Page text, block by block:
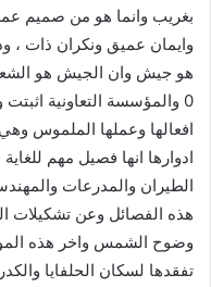
بغريب وانما هو من صميم
وايمان عميق ونكران ذات
هو جيش وان الجيش هو
0 والمؤسسة التعاونية
افعالها وعملها الملموس
ادوارها انها فصيل مهم
الطيران والمدرعات
هذه الفصائل وعن تشكيلات
وضوح الشمس واخر هذه
تفقدها لسكان الحلفايا